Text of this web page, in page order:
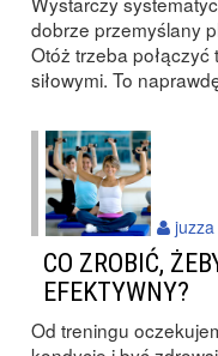
dobrze przemyślany
Otóż trzeba
siłowymi. To
CO ZROBIĆ,
EFEKTYWNY?
Od treningu
juzza